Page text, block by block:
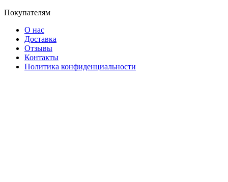
Покупателям
О нас
Доставка
Отзывы
Контакты
Политика конфиденциальности